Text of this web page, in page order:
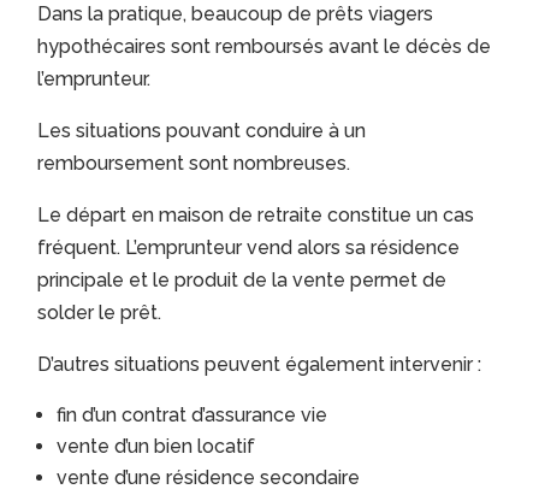
Dans la pratique, beaucoup de prêts viagers
hypothécaires sont remboursés avant le décès de
l’emprunteur.
Les situations pouvant conduire à un
remboursement sont nombreuses.
Le départ en maison de retraite constitue un cas
fréquent. L’emprunteur vend alors sa résidence
principale et le produit de la vente permet de
solder le prêt.
D’autres situations peuvent également intervenir :
fin d’un contrat d’assurance vie
vente d’un bien locatif
vente d’une résidence secondaire